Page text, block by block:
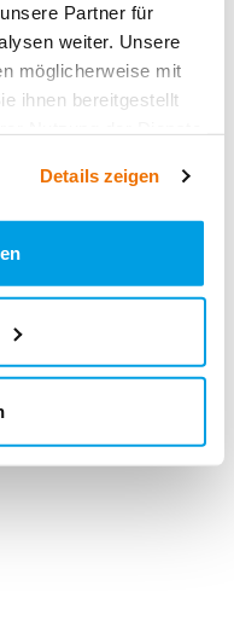
Partner für
weiter. Unsere
möglicherweise mit
ihnen bereitgestellt
Details zeigen